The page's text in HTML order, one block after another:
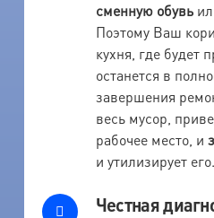
сменную обувь
Поэтому Ваш
кухня, где будет
останется в
завершения
весь мусор,
рабочее место, и
и утилизирует его.
Честная